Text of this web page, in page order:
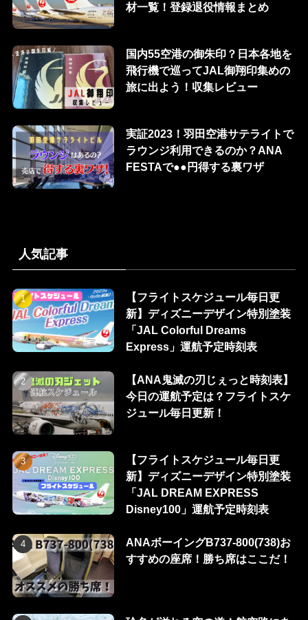
材一覧！登録退役情報まとめ
国内55空港の御朱印？日本各地を
飛行機で巡ってJAL御翔印集めの
旅に出よう！収集レビュー
実証2023！羽田空港サテライトで
ラウンジ利用できるのか？ANA
FESTAで●●円得する裏ワザ
人気記事
【フライトスケジュール毎日更
新】ディズニーデザイン特別塗装
「JAL Colorful Dreams
Express」運航予定時刻表
【ANA鬼滅の刃じぇっと時刻表】
今日の運航予定は？フライトスケ
ジュール毎日更新！
【フライトスケジュール毎日更
新】ディズニーデザイン特別塗装
「JAL DREAM EXPRESS
Disney100」運航予定時刻表
ANAボーイングB737-800(738)お
すすめの座席！勝ち席はここだ！